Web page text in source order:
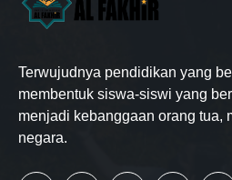
Terwujudnya pendidikan yang
membentuk siswa-siswi yang
menjadi kebanggaan orang tua,
negara.